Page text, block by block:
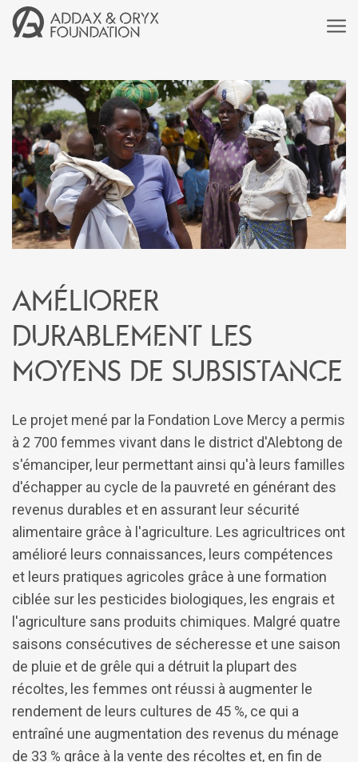
Améliorer
durablement les
moyens de subsistance
Le projet mené par la Fondation Love Mercy a permis
à 2 700 femmes vivant dans le district d'Alebtong de
s'émanciper, leur permettant ainsi qu'à leurs familles
d'échapper au cycle de la pauvreté en générant des
revenus durables et en assurant leur sécurité
alimentaire grâce à l'agriculture. Les agricultrices ont
amélioré leurs connaissances, leurs compétences
et leurs pratiques agricoles grâce à une formation
ciblée sur les pesticides biologiques, les engrais et
l'agriculture sans produits chimiques. Malgré quatre
saisons consécutives de sécheresse et une saison
de pluie et de grêle qui a détruit la plupart des
récoltes, les femmes ont réussi à augmenter le
rendement de leurs cultures de 45 %, ce qui a
entraîné une augmentation des revenus du ménage
de 33 % grâce à la vente des récoltes et, en fin de